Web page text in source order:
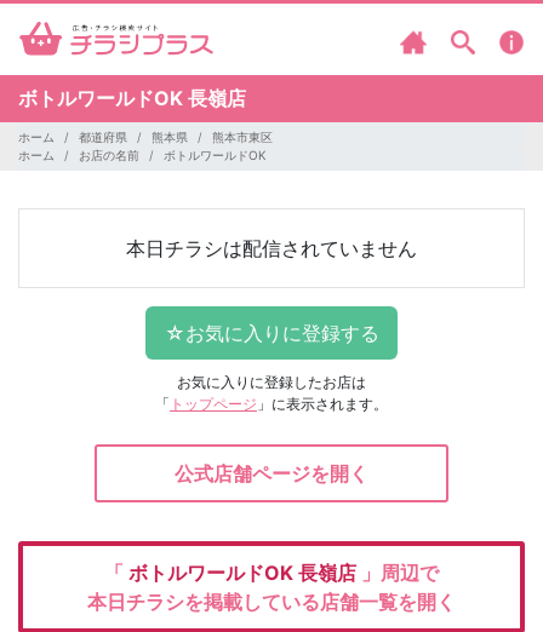
ボトルワールドOK 長嶺店
ホーム 都道府県 熊本県
熊本市東区
ホーム
お店の名前 ボトルワールドOK
本日チラシは配信されていません
お気に入りに登録したお店は
「 トップページ 」に表示されます。
公式店舗ページを開く
「 ボトルワールドOK 長嶺店 」周辺で
本日チラシを掲載している店舗一覧を開く